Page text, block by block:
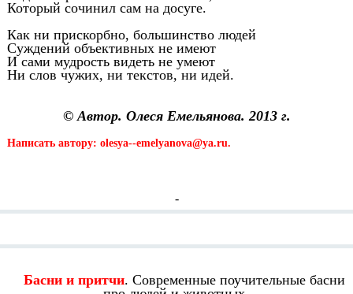
Который сочинил сам на досуге.
Как ни прискорбно, большинство людей
Суждений объективных не имеют
И сами мудрость видеть не умеют
Ни слов чужих, ни текстов, ни идей.
© Автор. Олеся Емельянова. 2013 г.
Написать автору: olesya--emelyanova@ya.ru.
-
Басни и притчи. Современные поучительные басни